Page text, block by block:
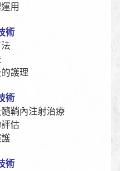
用
術
護理
術
鞘內注射治療
估
術